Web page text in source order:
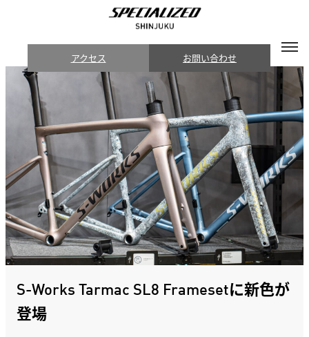
アクセス お問い合わせ
S-Works Tarmac SL8 Framesetに新色が
登場